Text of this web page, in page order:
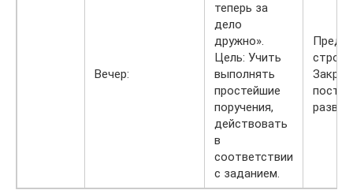
Вечер:
теперь за
дело
дружно».
Цель: Учить
выполнять
простейшие
поручения,
действовать
в
соответствии
с заданием.